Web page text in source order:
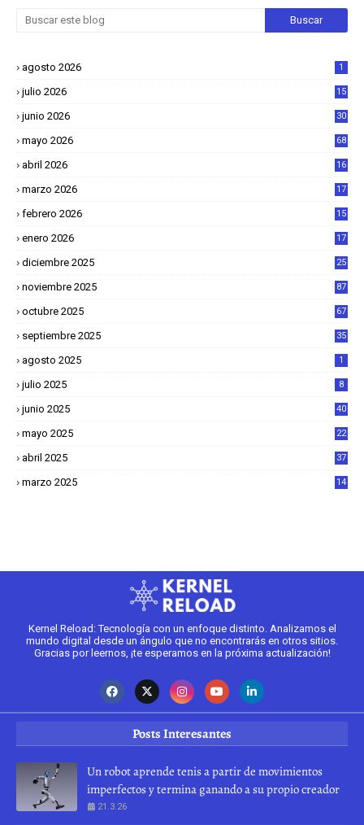
agosto 2026 1
julio 2026 15
junio 2026 30
mayo 2026 68
abril 2026
16
marzo 2026
17
febrero 2026
15
enero 2026
17
diciembre 2025
25
noviembre 2025 87
octubre 2025 67
septiembre 2025 35
agosto 2025 1
julio 2025 8
junio 2025 40
mayo 2025
22
abril 2025
37
marzo 2025
14
Kernel Reload: Tecnología con un enfoque distinto. Analizamos el
mundo digital desde un ángulo que no encontrarás en otros sitios.
Gracias por leernos, ¡te esperamos en la próxima actualización!
Posts Interesantes
Un robot aprende tenis a partir de movimientos
imperfectos y termina ganando a su propio creador
21.3.26